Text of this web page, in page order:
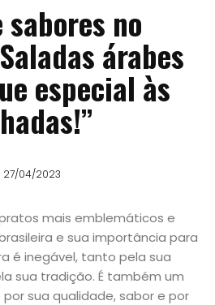
sabores no
árabes
especial às
27/04/2023
mais emblemáticos e
e sua importância para
é inegável, tanto pela sua
sua tradição. É também um
sua qualidade, sabor e por